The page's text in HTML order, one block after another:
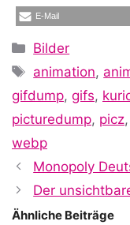
E-Mail
Kategorien
Bilder
Schlagwörter
animation,
gifdump, gifs,
picturedump, picz,
webp
Monopoly
Der
Ähnliche Beiträge